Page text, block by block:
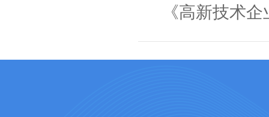
《高新技术